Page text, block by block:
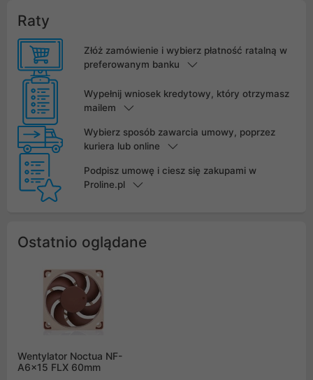
Raty
Złóż zamówienie i wybierz płatność ratalną w
preferowanym banku
Wypełnij wniosek kredytowy, który otrzymasz
mailem
Wybierz sposób zawarcia umowy, poprzez
kuriera lub online
Podpisz umowę i ciesz się zakupami w
Proline.pl
Ostatnio oglądane
Wentylator Noctua NF-
A6x15 FLX 60mm